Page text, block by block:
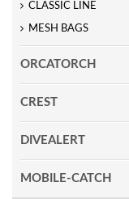
CLASSIC LINE
MESH BAGS
ORCATORCH
CREST
DIVEALERT
MOBILE-CATCH